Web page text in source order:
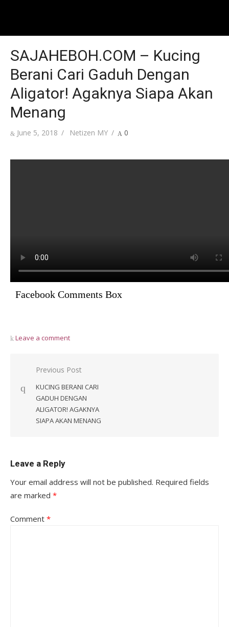
SAJAHEBOH.COM – Kucing
Berani Cari Gaduh Dengan
Aligator! Agaknya Siapa Akan
Menang
Posted
June 5, 2018 Author
Netizen MY 0
Facebook Comments Box
Leave a comment
Post
navigation
Previous Post
KUCING BERANI CARI
GADUH DENGAN
ALIGATOR! AGAKNYA
SIAPA AKAN MENANG
Leave a Reply
Your email address will not be published. Required fields
are marked *
Comment *